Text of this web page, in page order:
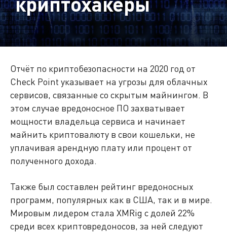
Отчёт по криптобезопасности на 2020 год от
Check Point указывает на угрозы для облачных
сервисов, связанные со скрытым майнингом. В
этом случае вредоносное ПО захватывает
мощности владельца сервиса и начинает
майнить криптовалюту в свои кошельки, не
уплачивая арендную плату или процент от
полученного дохода.
Также был составлен рейтинг вредоносных
программ, популярных как в США, так и в мире.
Мировым лидером стала XMRig с долей 22%
среди всех криптовредоносов, за ней следуют